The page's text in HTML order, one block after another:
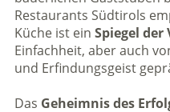
Restaurants Südtirols
Küche ist ein Spiegel der
Einfachheit, aber auch
und Erfindungsgeist
Das Geheimnis des